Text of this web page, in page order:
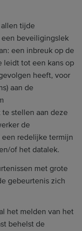
tijde
beveiligingslek
een inbreuk op de
leidt tot een kans op
heeft, voor
aan de
stellen aan deze
de
redelijke termijn
of het datalek.
met grote
gebeurtenis zich
het melden van het
behelst de